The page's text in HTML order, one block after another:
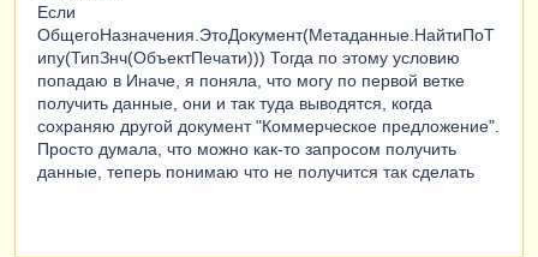
ПараметрыДляВставки
йФормы",ШаблонНаименование);
ПараметрыДляВставки.Вставить( "ПредставлениеОб
ъекта" ,
ОбщегоНазначения.ПредметСтрокой(ОбъектПечати)
);
Если
ОбщегоНазначения.ЭтоДокумент(Метаданные.НайтиПоТ
ипу(ТипЗнч(ОбъектПечати))) Тогда по этому условию
попадаю в Иначе, я поняла, что могу по первой ветке
получить данные, они и так туда выводятся, когда
сохраняю другой документ "Коммерческое предложение".
Просто думала, что можно как-то запросом получить
данные, теперь понимаю что не получится так сделать